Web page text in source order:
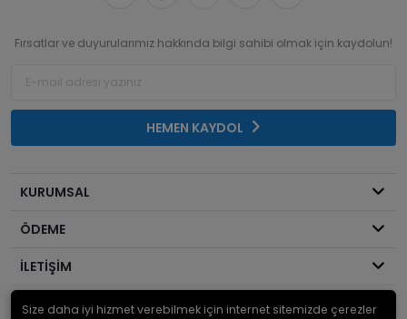
Fırsatlar ve duyurularımız hakkında bilgi sahibi olmak için kaydolun!
HEMEN KAYDOL
KURUMSAL
ÖDEME
İLETİŞİM
© 2026Mekanik Sepeti. Bir Serdaroğlu A.Ş markasıdır ve tüm hakları
Size daha iyi hizmet verebilmek için internet sitemizde çerezler